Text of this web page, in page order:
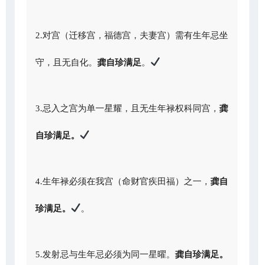
2.对宫（迁移宫，福德宫，夫妻宫）需有生年忌坐
守，且无自化。 龚自珍满足。
3.忌入之宫为单一星耀，且无生年禄权科同宫， 龚
自珍满足。
4.生年禄必须在我宫（命财官疾田福）之一， 龚自
珍满足。 。
5.发射忌与生年忌必须为同一星曜。 龚自珍满足。